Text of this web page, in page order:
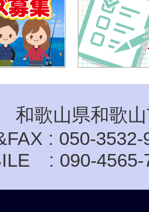
和歌山県和歌山
: 050-3532-
: 090-4565-